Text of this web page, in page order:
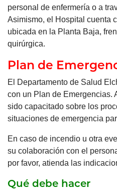
personal de enfermería o a
Asimismo, el Hospital cuenta
ubicada en la Planta Baja,
quirúrgica.
Plan de
El Departamento de Salud
con un Plan de Emergencias.
sido capacitado sobre los
situaciones de emergencia
En caso de incendio u otra
su colaboración con el
por favor, atienda las
Qué debe hacer